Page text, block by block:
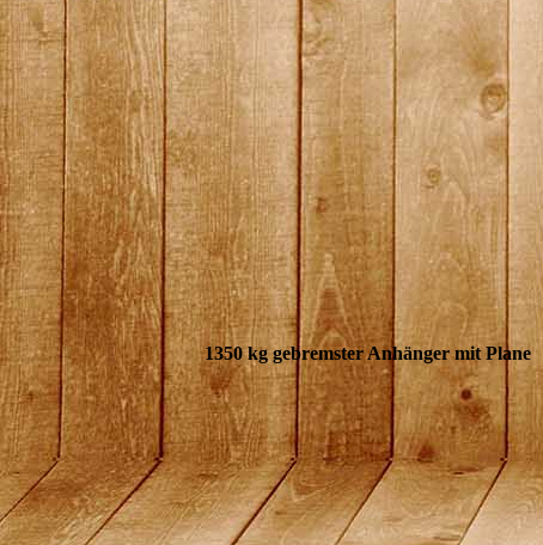
1350 kg gebremster Anhänger mit Plane